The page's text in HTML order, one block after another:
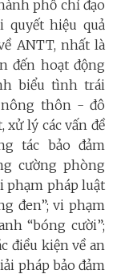
phố chỉ đạo
quyết hiệu quả
ANTT, nhất là
đến hoạt động
biểu tình trái
thôn - đô
xử lý các vấn đề
tác bảo đảm
cường phòng
phạm pháp luật
đen”; vi phạm
“bóng cười”;
điều kiện về an
pháp bảo đảm